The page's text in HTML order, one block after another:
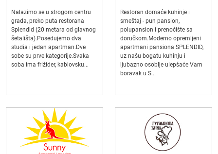
Nalazimo se u strogom centru
grada, preko puta restorana
Splendid (20 metara od glavnog
šetališta).Posedujemo dva
studia i jedan apartman.Dve
sobe su prve kategorije.Svaka
soba ima frižider, kablovsku...
Restoran domaće kuhinje i
smeštaj - pun pansion,
polupansion i prenoćište sa
doručkom.Moderno opremljeni
apartmani pansiona SPLENDID,
uz našu bogatu kuhinju i
ljubazno osoblje ulepšaće Vam
boravak u S...